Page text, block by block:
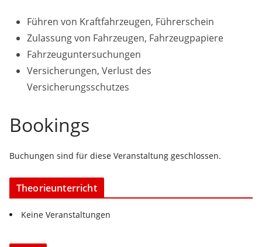
Führen von Kraftfahrzeugen, Führerschein
Zulassung von Fahrzeugen, Fahrzeugpapiere
Fahrzeuguntersuchungen
Versicherungen, Verlust des
Versicherungsschutzes
Bookings
Buchungen sind für diese Veranstaltung geschlossen.
Theorieunterricht
Keine Veranstaltungen